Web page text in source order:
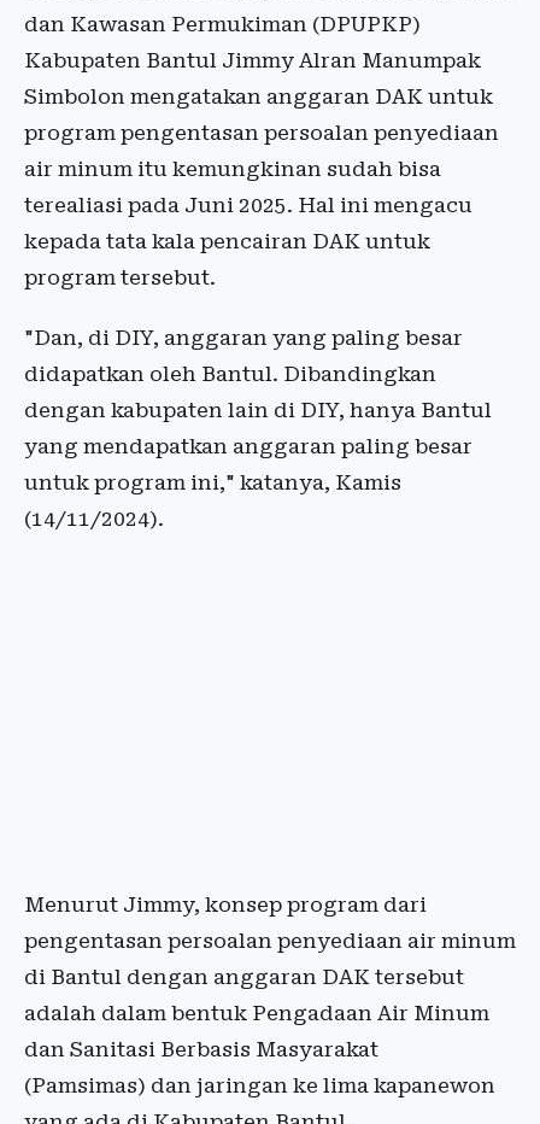
dan Kawasan Permukiman (DPUPKP)
Kabupaten Bantul Jimmy Alran Manumpak
Simbolon mengatakan anggaran DAK untuk
program pengentasan persoalan penyediaan
air minum itu kemungkinan sudah bisa
terealiasi pada Juni 2025. Hal ini mengacu
kepada tata kala pencairan DAK untuk
program tersebut.
"Dan, di DIY, anggaran yang paling besar
didapatkan oleh Bantul. Dibandingkan
dengan kabupaten lain di DIY, hanya Bantul
yang mendapatkan anggaran paling besar
untuk program ini," katanya, Kamis
(14/11/2024).
Menurut Jimmy, konsep program dari
pengentasan persoalan penyediaan air minum
di Bantul dengan anggaran DAK tersebut
adalah dalam bentuk Pengadaan Air Minum
dan Sanitasi Berbasis Masyarakat
(Pamsimas) dan jaringan ke lima kapanewon